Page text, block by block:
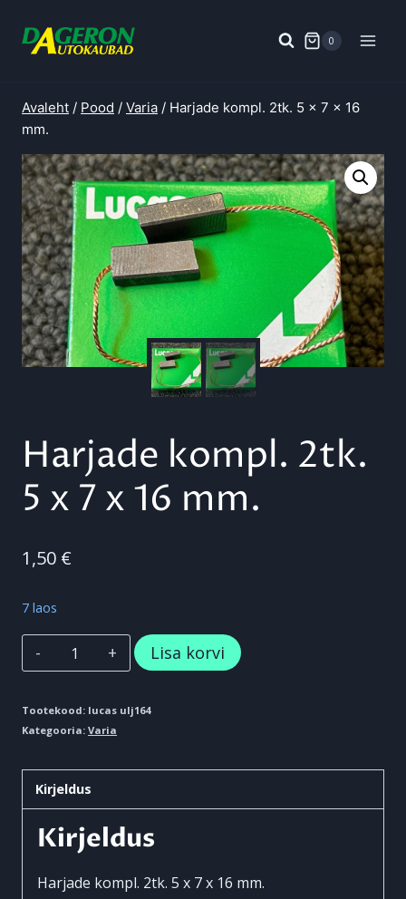
0
Avaleht / Pood / Varia / Harjade kompl. 2tk. 5 x 7 x 16
mm.
Harjade kompl. 2tk.
5 x 7 x 16 mm.
1,50 €
7 laos
Harjade
kompl.
2tk.
5
x
7
x
16
mm.
Lisa korvi
Tootekood: lucas ulj164
Kategooria: Varia
Kirjeldus
Kirjeldus
Harjade kompl. 2tk. 5 x 7 x 16 mm.